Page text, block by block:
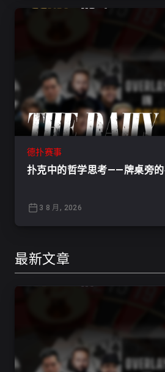
德扑赛事
扑克中的哲学思考——牌桌旁
3 8 月, 2026
最新文章